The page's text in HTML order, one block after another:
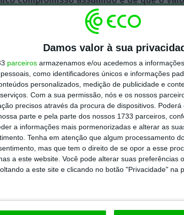
Damos valor à sua
parceiros armazenamos e/ou acedemos a
como identificadores únicos e informações
personalizados, medição de publicidade e
Com a sua permissão, nós e os nossos
precisos através da procura de dispositivos.
parte e pela parte dos nossos 1733 parceiros,
a informações mais pormenorizadas e alterar as
Tenha em atenção que algum processamento
mas que tem o direito de se opor a esse
a este website. Você pode alterar suas preferências
a este site e clicando no botão "Privacidade" na
está expresso no programa do Executivo.
de euros, no Orçamento do Estado para
o que pressupõe um aumento de 5% da
terça-feira oDinheiro Vivo(acesso
o impacto da subida do salário
inferior ao registado em 2018, porque o
vai retirar milhares de
já que passam a ter como
O ano passado a subida custou 20